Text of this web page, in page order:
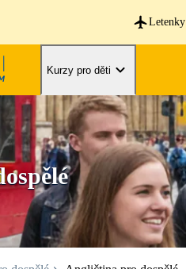
Letenky
Kurzy pro děti